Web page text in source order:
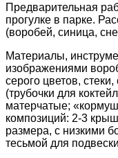
Предварительная
прогулке в парке.
(воробей, синица,
Материалы,
изображениями
серого цветов,
(трубочки для
матерчатые;
композиций: 2-3
размера, с низкими
тесьмой для